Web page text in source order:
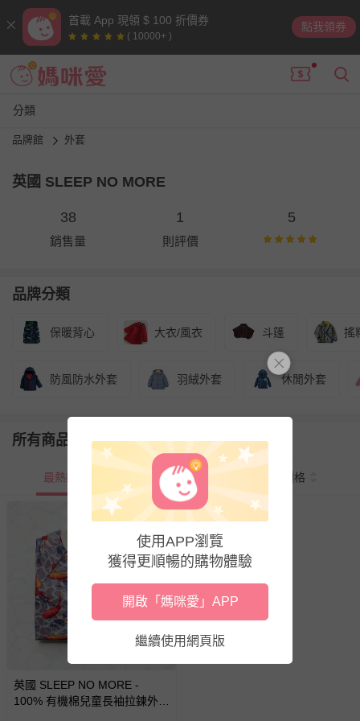
首載 App 現領 $ 100 折價券
( 10000+ )
點我領券
分類
品牌館 外套
英國 SLEEP NO MORE
38
銷售量
1
則評價
5
品牌分類
保暖背心 大衣/風衣 斗篷 搖
防風防水外套 羽絨外套 休閒外套
所有商品
最熱銷 新上市 價格
英國 SLEEP NO MORE -
100% 有機棉兒童長袖拉鍊外
使用APP瀏覽
獲得更順暢的購物體驗
開啟「媽咪愛」APP
繼續使用網頁版